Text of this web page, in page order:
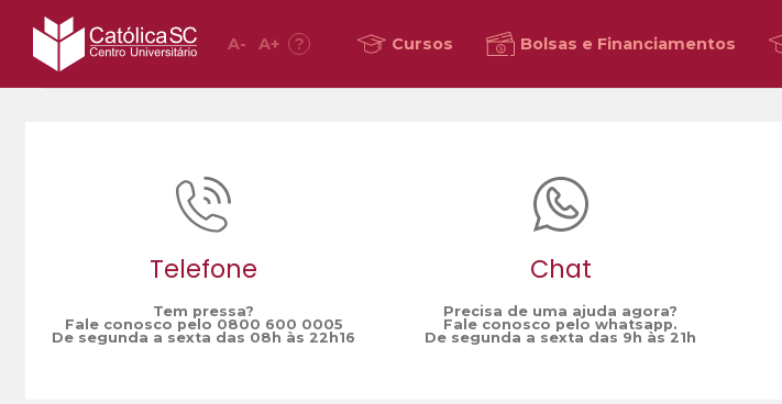
A- A+ ? Cursos Bolsas e Financiamentos
Home Mitra Diocesana de Joinville
Telefone
Tem pressa?
Fale conosco pelo 0800 600 0005
De segunda a sexta das 08h às 22h16
Chat
Precisa de uma ajuda agora?
Fale conosco pelo whatsapp.
De segunda a sexta das 9h às 21h